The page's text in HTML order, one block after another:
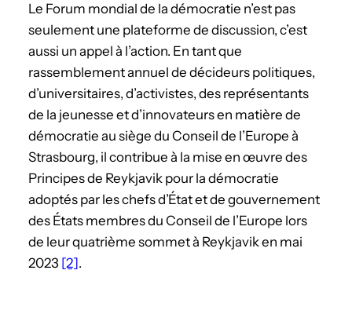
Le Forum mondial de la démocratie n’est pas
seulement une plateforme de discussion, c’est
aussi un appel à l’action. En tant que
rassemblement annuel de décideurs politiques,
d’universitaires, d’activistes, des représentants
de la jeunesse et d’innovateurs en matière de
démocratie au siège du Conseil de l’Europe à
Strasbourg, il contribue à la mise en œuvre des
Principes de Reykjavik pour la démocratie
adoptés par les chefs d’État et de gouvernement
des États membres du Conseil de l’Europe lors
de leur quatrième sommet à Reykjavik en mai
2023 [2].